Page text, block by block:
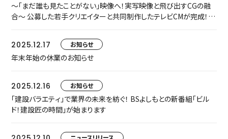
～「まだ誰も見たことがない」映像へ！実写映像と飛び出すCGの融
合～ 公募した若手クリエイターと共同制作したテレビCMが完成！ 1
2025.12.17
お知らせ
年末年始の休業のお知らせ
2025.12.16 お知らせ
「建設バラエティ」で業界の未来を紡ぐ！ BSよしもとの新番組「ビル
ド！建設匠の時間」が始まります
ニュースリリース